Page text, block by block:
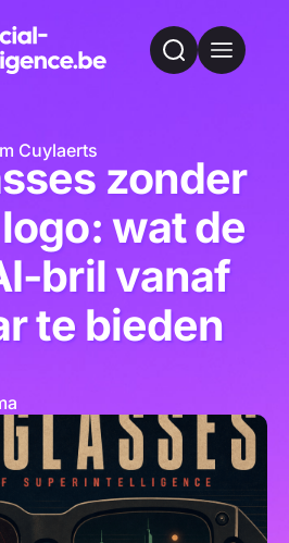
Cuylaerts
zonder
wat de
bril vanaf
te bieden